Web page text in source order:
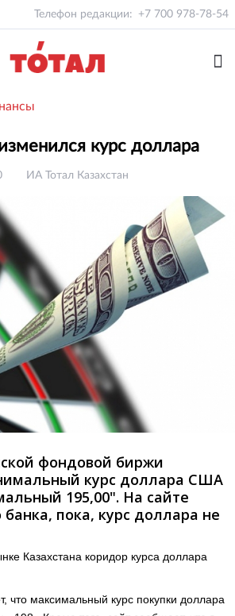
Телефон редакции: +7 700 978-78-54
курс доллара
ИА Тотал Казахстан
фондовой биржи
курс доллара США
195,00". На сайте
пока, курс доллара не
Казахстана коридор курса доллара
что максимальный курс покупки доллара